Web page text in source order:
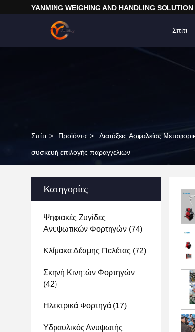
YANMING WEIGHING AND HANDLING
Σπίτι
Σπίτι > Προϊόντα > Διατάξεις Ασφαλείας
συσκευή επιλογής παραγγελιών
Κατηγορίες
Ψηφιακές Ζυγίδες
Ανυψωτικών Φορτηγών (74)
Κλίμακα Δέσμης Παλέτας (72)
Σκηνή Κινητών Φορτηγών
(42)
Ηλεκτρικά Φορτηγά (17)
Υδραυλικός Ανυψωτής